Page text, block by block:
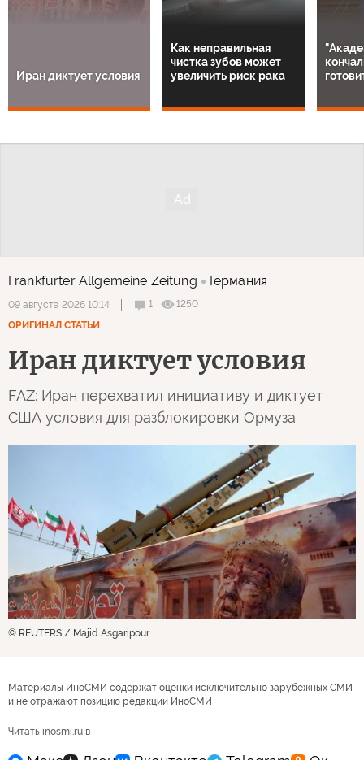
Иран диктует условия
Как неправильная
чистка зубов может
увеличить риск рака
Frankfurter Allgemeine Zeitung Германия
09 августа 2026 10:14 1
1250
ОРИГИНАЛ СТАТЬИ
Иран диктует условия
FAZ: Иран перехватил инициативу и диктует
США условия для разблокировки Ормуза
© REUTERS / Majid Asgaripour
Материалы ИноСМИ содержат оценки исключительно зарубежных СМИ
и не отражают позицию редакции ИноСМИ
Читать inosmi.ru в